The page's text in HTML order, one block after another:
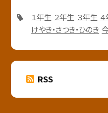
１年生 ２年生 ３年生
けやき・さつき・ひのき
RSS